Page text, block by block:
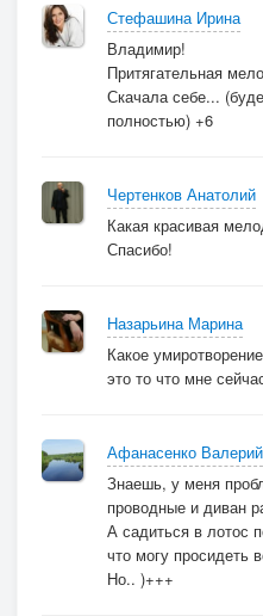
Стефашина Ирина
Владимир!
Притягательная
Скачала себе...
полностью) +6
Чертенков Анатолий
Какая красивая
Спасибо!
Назарьина Марина
Какое
это то что мне
Афанасенко Валерий
Знаешь, у меня
проводные и диван
А садиться в лотос
что могу просидеть
Но.. )+++